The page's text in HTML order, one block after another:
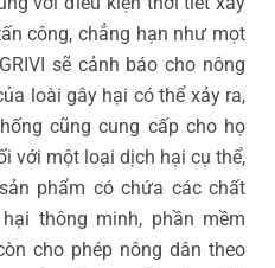
công, chẳng hạn như mọt
sẽ cảnh báo cho nông
loài gây hại có thể xảy ra,
cũng cung cấp cho họ
với một loại dịch hại cụ thể,
phẩm có chứa các chất
thông minh, phần mềm
cho phép nông dân theo